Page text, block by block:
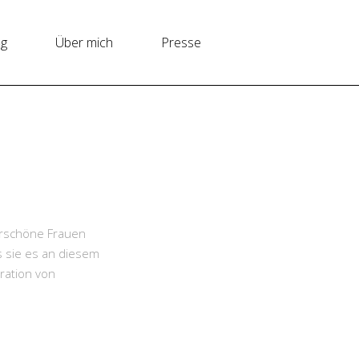
Über mich Presse
Frauen
sie es an diesem
von